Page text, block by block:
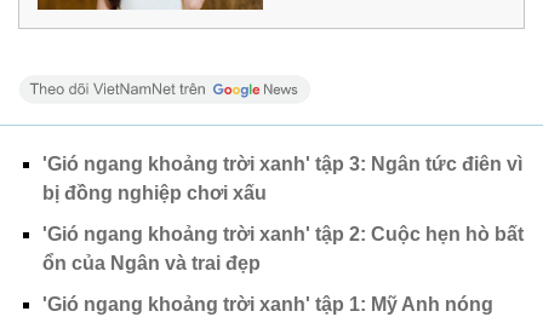
'Gió ngang khoảng trời xanh' tập 3: Ngân tức điên vì
bị đồng nghiệp chơi xấu
'Gió ngang khoảng trời xanh' tập 2: Cuộc hẹn hò bất
ổn của Ngân và trai đẹp
'Gió ngang khoảng trời xanh' tập 1: Mỹ Anh nóng